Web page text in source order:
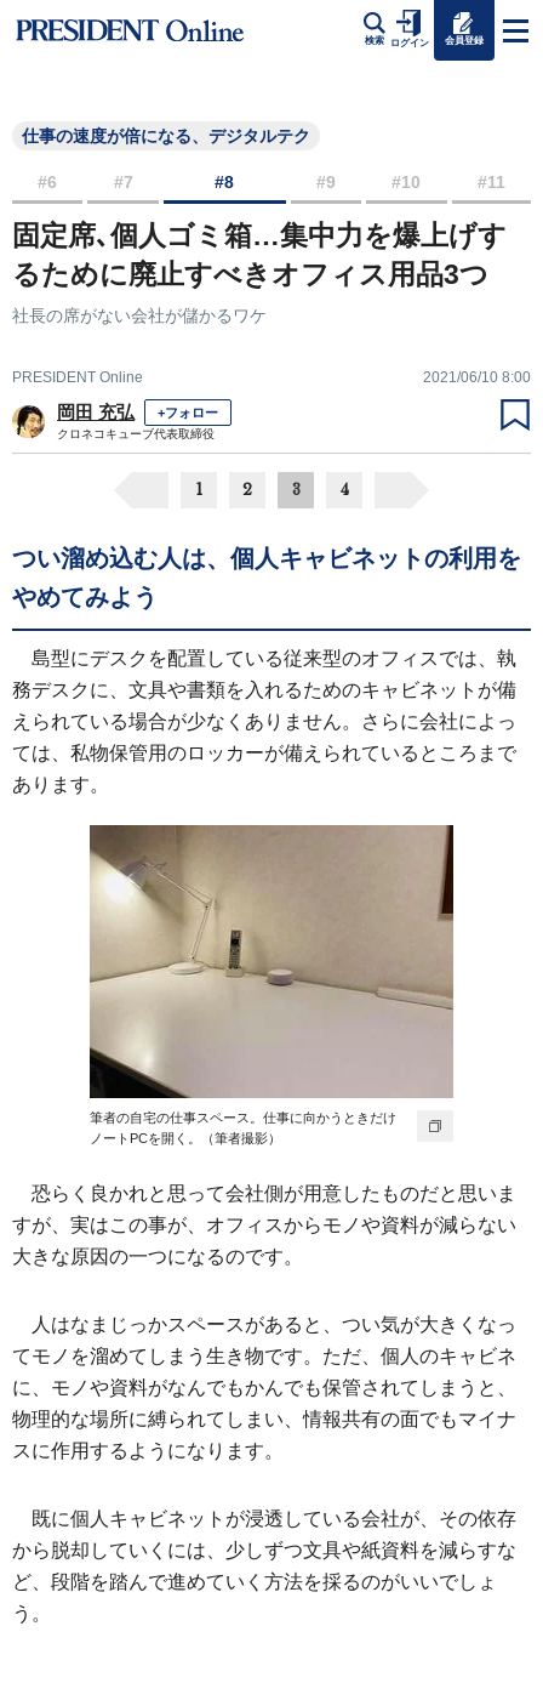
検索 ログイン 会員登録
仕事の速度が倍になる、デジタルテク
#6 #7 #8 #9 #10 #11
固定席､個人ゴミ箱…集中力を爆上げす
るために廃止すべきオフィス用品3つ
社長の席がない会社が儲かるワケ
PRESIDENT Online 2021/06/10 8:00
岡田 充弘 +フォロー
クロネコキューブ代表取締役
1 2 3 4
つい溜め込む人は、個人キャビネットの利用を
やめてみよう
島型にデスクを配置している従来型のオフィスでは、執
務デスクに、文具や書類を入れるためのキャビネットが備
えられている場合が少なくありません。さらに会社によっ
ては、私物保管用のロッカーが備えられているところまで
あります。
筆者の自宅の仕事スペース。仕事に向かうときだけ
ノートPCを開く。（筆者撮影）
恐らく良かれと思って会社側が用意したものだと思いま
すが、実はこの事が、オフィスからモノや資料が減らない
大きな原因の一つになるのです。
人はなまじっかスペースがあると、つい気が大きくなっ
てモノを溜めてしまう生き物です。ただ、個人のキャビネ
に、モノや資料がなんでもかんでも保管されてしまうと、
物理的な場所に縛られてしまい、情報共有の面でもマイナ
スに作用するようになります。
既に個人キャビネットが浸透している会社が、その依存
から脱却していくには、少しずつ文具や紙資料を減らすな
ど、段階を踏んで進めていく方法を採るのがいいでしょ
う。